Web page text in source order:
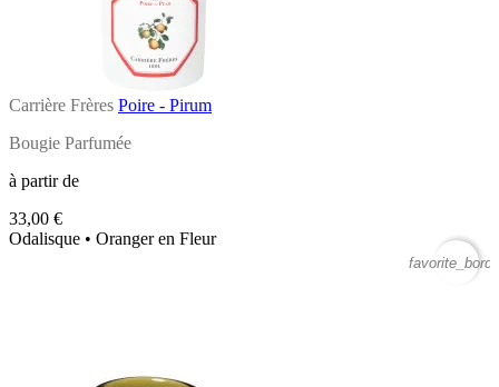
Carrière Frères Poire - Pirum
Bougie Parfumée
à partir de
33,00 €
Odalisque • Oranger en Fleur